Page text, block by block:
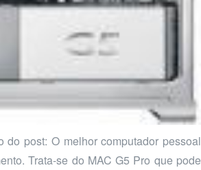
do post: O melhor computador pessoal
Trata-se do MAC G5 Pro que pode